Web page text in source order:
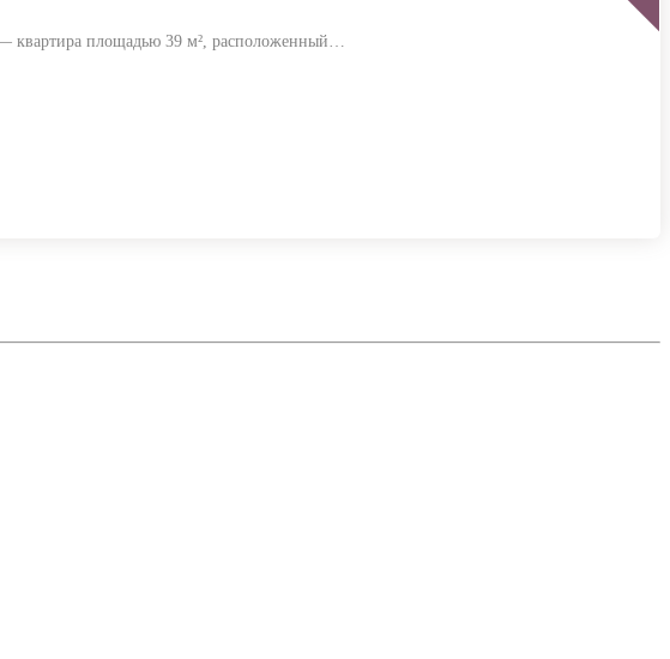
— квартира площадью 39 м², расположенный…